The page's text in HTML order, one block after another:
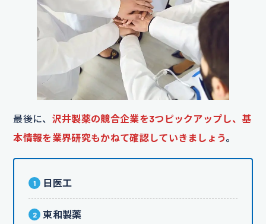
最後に、 沢井製薬の競合企業を3つピックアップし、基
本情報を業界研究もかねて確認していきましょう。
日医工
東和製薬